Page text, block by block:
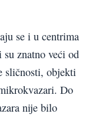
se i u centrima
znatno veći od
sličnosti, objekti
Do
nije bilo